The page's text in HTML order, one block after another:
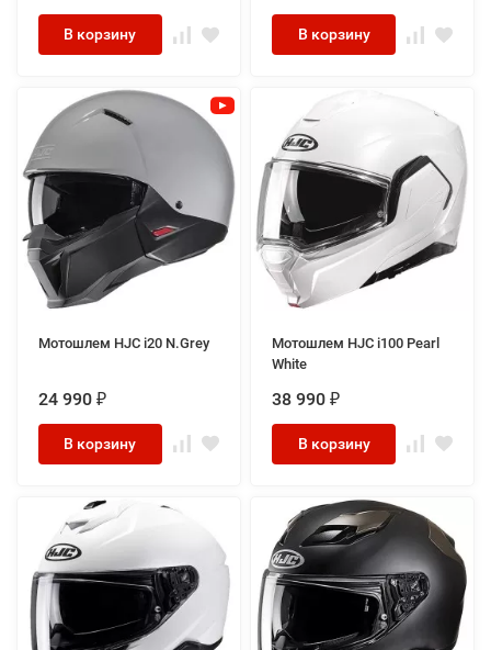
В корзину В корзину
Мотошлем HJC i20 N.Grey
24 990 ₽
В корзину
Мотошлем HJC i100 Pearl
White
38 990 ₽
В корзину